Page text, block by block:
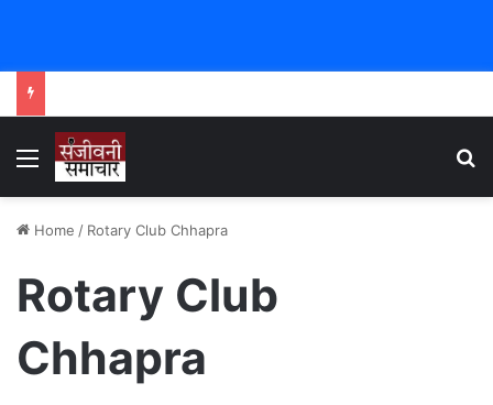
Menu
Home / Rotary Club Chhapra
Rotary Club
Chhapra